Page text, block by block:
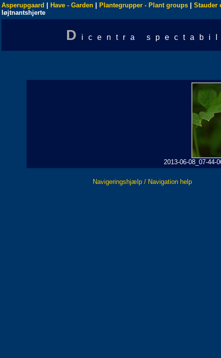
Asperupgaard Have - Garden Plantegrupper - Plant groups
Stauder
løjtnantshjerte
D icentra
2013-06-08_07-44-
Navigeringshjælp / Navigation help